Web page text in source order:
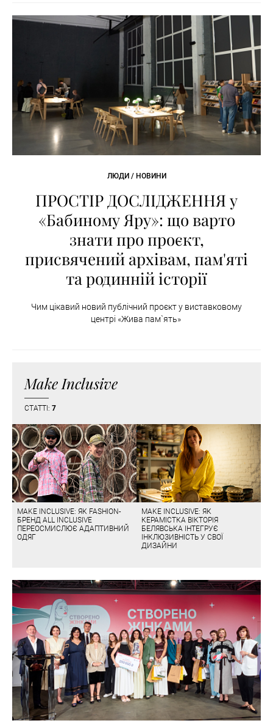
ЛЮДИ / НОВИНИ
ПРОСТІР ДОСЛІДЖЕННЯ у
«Бабиному Яру»: що варто
знати про проєкт,
присвячений архівам, пам'яті
та родинній історії
Чим цікавий новий публічний проєкт у виставковому
центрі «Жива пам`ять»
Make Inclusive
СТАТТІ: 7
MAKE INCLUSIVE: ЯК FASHION-
БРЕНД ALL INCLUSIVE
ПЕРЕОСМИСЛЮЄ АДАПТИВНИЙ
ОДЯГ
MAKE INCLUSIVE: ЯК
КЕРАМІСТКА ВІКТОРІЯ
БЕЛЯВСЬКА ІНТЕГРУЄ
ІНКЛЮЗИВНІСТЬ У СВОЇ
ДИЗАЙНИ